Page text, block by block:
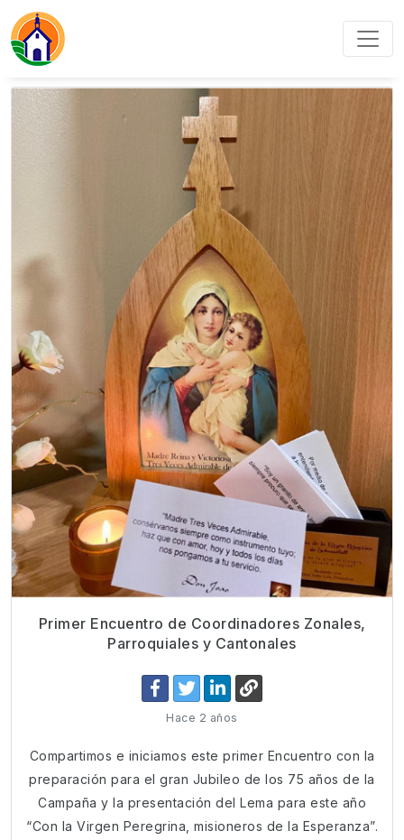
Primer Encuentro de Coordinadores Zonales,
Parroquiales y Cantonales
Hace 2 años
Compartimos e iniciamos este primer Encuentro con la
preparación para el gran Jubileo de los 75 años de la
Campaña y la presentación del Lema para este año
“Con la Virgen Peregrina, misioneros de la Esperanza”.